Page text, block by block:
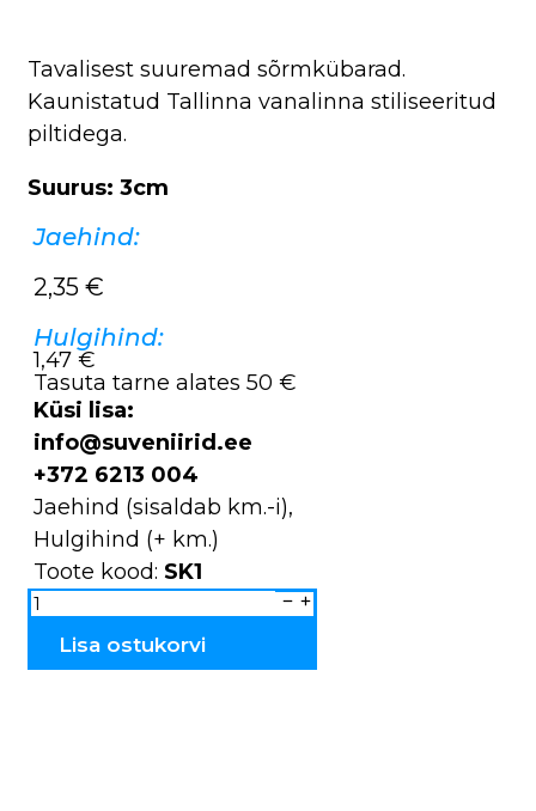
Tavalisest suuremad sõrmkübarad.
Kaunistatud Tallinna vanalinna stiliseeritud
piltidega.
Suurus: 3cm
Jaehind:
2,35 €
Hulgihind:
1,47 €
Tasuta tarne alates 50 €
Küsi lisa:
info@suveniirid.ee
+372 6213 004
Jaehind (sisaldab km.-i),
Hulgihind (+ km.)
Toote kood: SK1
Sõrmkübar
Tallinn
SK1
Lisa ostukorvi